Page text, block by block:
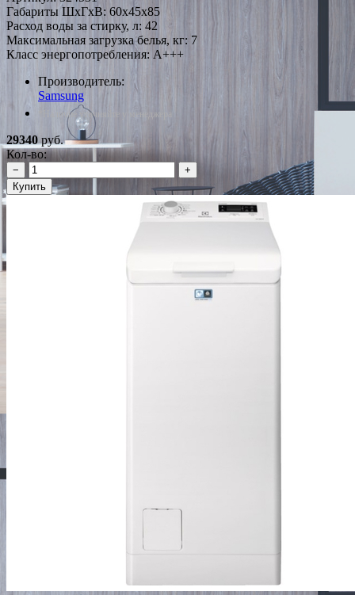
Габариты ШxГxВ: 60x45x85
Расход воды за стирку, л: 42
Максимальная загрузка белья, кг: 7
Класс энергопотребления: A+++
Производитель:
Samsung
*Наличие уточняйте у менеджера
29340 руб.
Кол-во:
−
+
Купить